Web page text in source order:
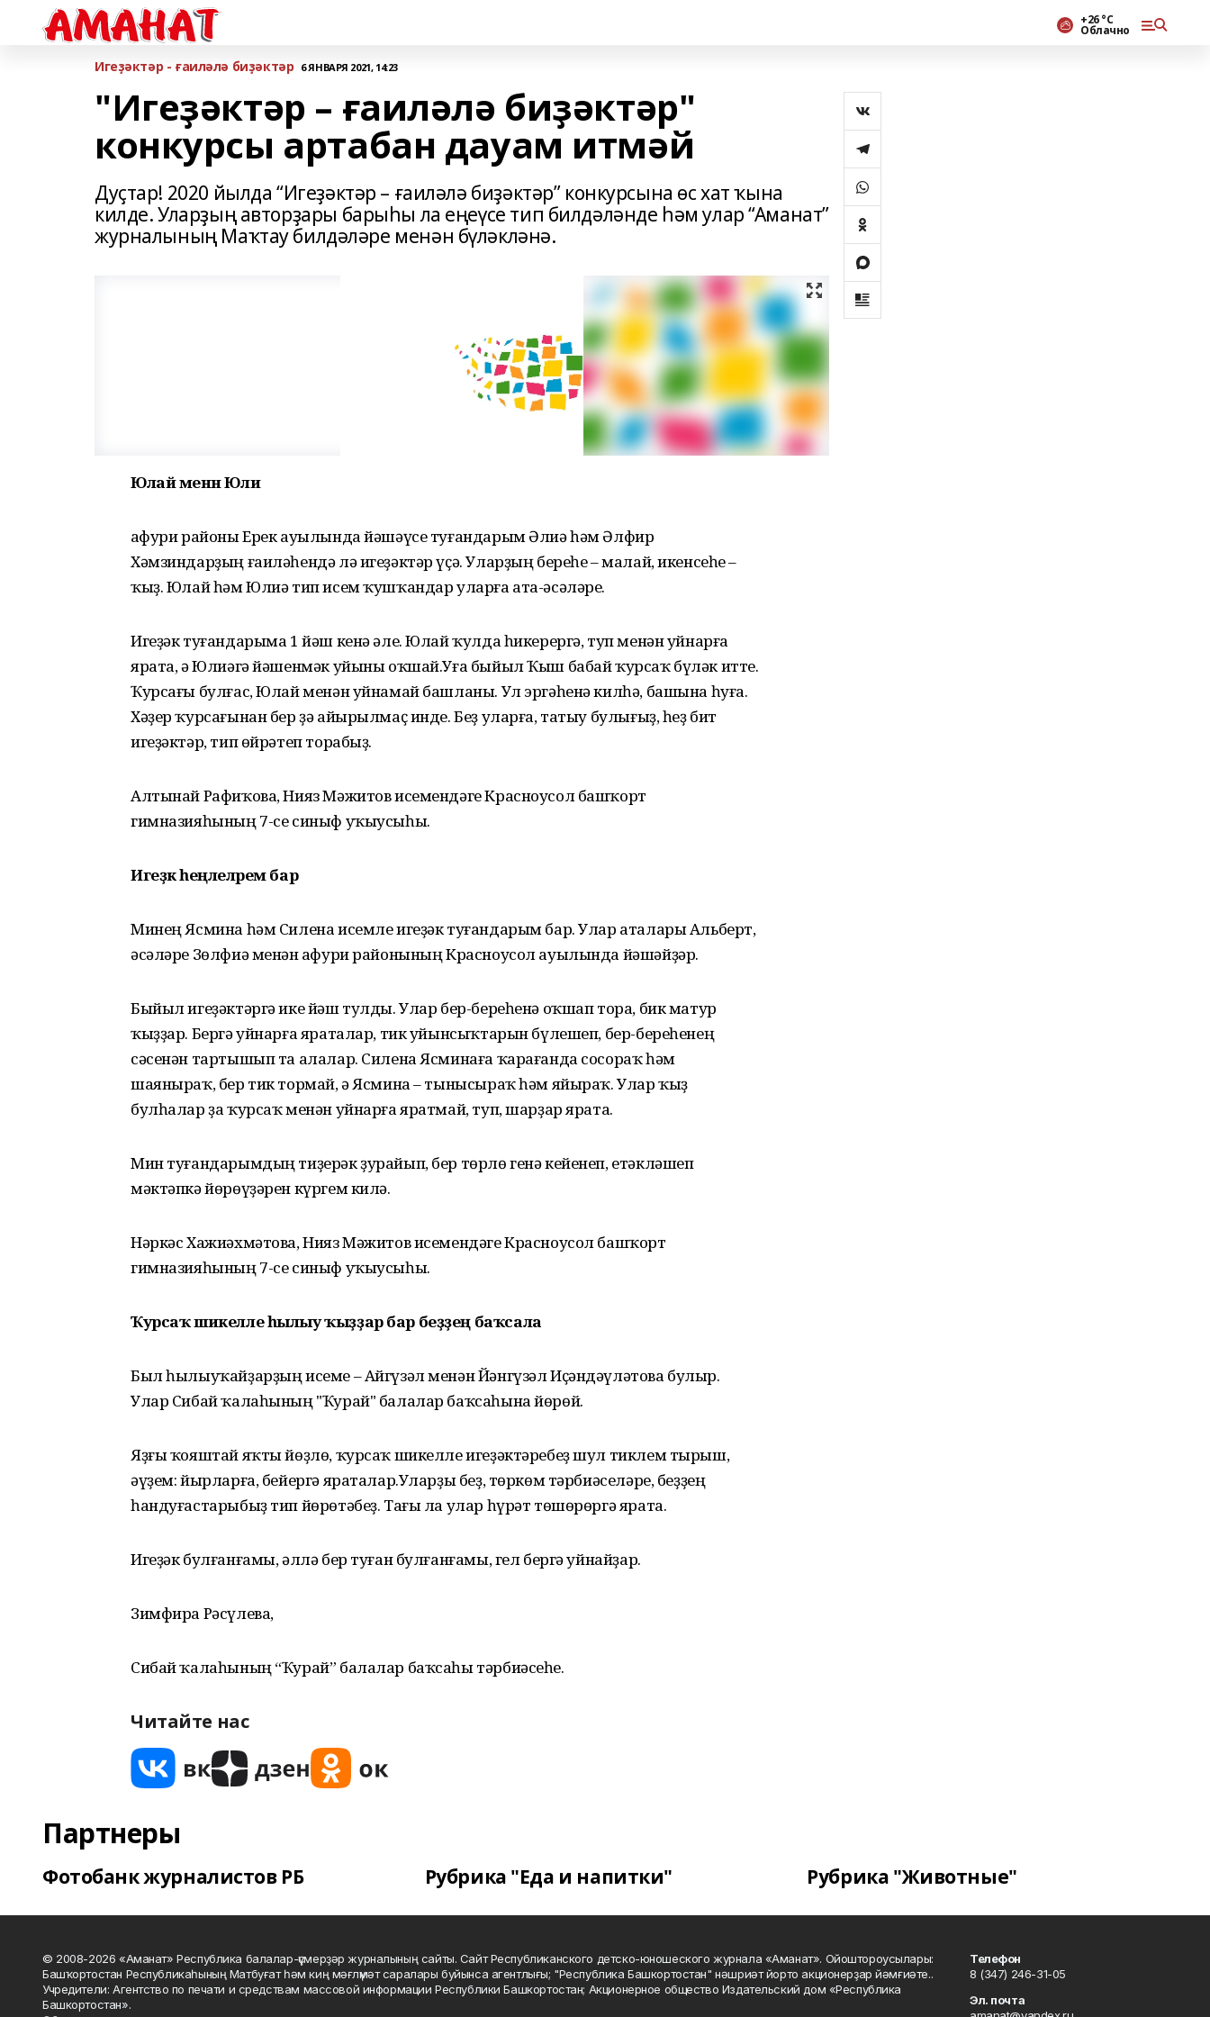
+26 °С
Облачно
Игеҙәктәр - ғаиләлә биҙәктәр 6 ЯНВАРЯ 2021, 14:23
"Игеҙәктәр – ғаиләлә биҙәктәр"
конкурсы артабан дауам итмәй
Дуҫтар! 2020 йылда “Игеҙәктәр – ғаиләлә биҙәктәр” конкурсына өс хат ҡына
килде. Уларҙың авторҙары барыһы ла еңеүсе тип билдәләнде һәм улар “Аманат”
журналының Маҡтау билдәләре менән бүләкләнә.
Юлай менән Юлиә
Ғафури районы Ерек ауылында йәшәүсе туғандарым Әлиә һәм Әлфир
Хәмзиндарҙың ғаиләһендә лә игеҙәктәр үҫә. Уларҙың береһе – малай, икенсеһе –
ҡыҙ. Юлай һәм Юлиә тип исем ҡушҡандар уларға ата-әсәләре.
Игеҙәк туғандарыма 1 йәш кенә әле. Юлай ҡулда һикерергә, туп менән уйнарға
ярата, ә Юлиәгә йәшенмәк уйыны оҡшай.Уға быйыл Ҡыш бабай ҡурсаҡ бүләк итте.
Ҡурсағы булғас, Юлай менән уйнамай башланы. Ул эргәһенә килһә, башына һуға.
Хәҙер ҡурсағынан бер ҙә айырылмаҫ инде. Беҙ уларға, татыу булығыҙ, һеҙ бит
игеҙәктәр, тип өйрәтеп торабыҙ.
Алтынай Рафиҡова, Нияз Мәжитов исемендәге Красноусол башҡорт
гимназияһының 7-се синыф уҡыусыһы.
Игеҙәк һеңлеләрем бар
Минең Ясмина һәм Силена исемле игеҙәк туғандарым бар. Улар аталары Альберт,
әсәләре Зөлфиә менән Ғафури районының Красноусол ауылында йәшәйҙәр.
Быйыл игеҙәктәргә ике йәш тулды. Улар бер-береһенә оҡшап тора, бик матур
ҡыҙҙар. Бергә уйнарға яраталар, тик уйынсыҡтарын бүлешеп, бер-береһенең
сәсенән тартышып та алалар. Силена Ясминаға ҡарағанда сосораҡ һәм
шаяныраҡ, бер тик тормай, ә Ясмина – тынысыраҡ һәм яйыраҡ. Улар ҡыҙ
булһалар ҙа ҡурсаҡ менән уйнарға яратмай, туп, шарҙар ярата.
Мин туғандарымдың тиҙерәк ҙурайып, бер төрлө генә кейенеп, етәкләшеп
мәктәпкә йөрөүҙәрен күргем килә.
Нәркәс Хажиәхмәтова, Нияз Мәжитов исемендәге Красноусол башҡорт
гимназияһының 7-се синыф уҡыусыһы.
Ҡурсаҡ шикелле һылыу ҡыҙҙар бар беҙҙең баҡсала
Был һылыуҡайҙарҙың исеме – Айгүзәл менән Йәнгүзәл Иҫәндәүләтова булыр.
Улар Сибай ҡалаһының "Ҡурай" балалар баҡсаһына йөрөй.
Яҙғы ҡояштай яҡты йөҙлө, ҡурсаҡ шикелле игеҙәктәребеҙ шул тиклем тырыш,
әүҙем: йырларға, бейергә яраталар.Уларҙы беҙ, төркөм тәрбиәселәре, беҙҙең
һандуғастарыбыҙ тип йөрөтәбеҙ. Тағы ла улар һүрәт төшөрөргә ярата.
Игеҙәк булғанғамы, әллә бер туған булғанғамы, гел бергә уйнайҙар.
Зимфира Рәсүлева,
Сибай ҡалаһының “Ҡурай” балалар баҡсаһы тәрбиәсеһе.
Читайте нас
Партнеры
Фотобанк журналистов РБ Рубрика "Еда и напитки" Рубрика "Животные"
© 2008-2026 «Аманат» Республика балалар-үҫмерҙәр журналының сайты. Сайт Республиканского детско-юношеского журнала «Аманат». Ойоштороусылары:
Башҡортостан Республикаһының Матбуғат һәм киң мәғлүмәт саралары буйынса агентлығы; "Республика Башкортостан" нәшриәт йорто акционерҙар йәмғиәте..
Учредители: Агентство по печати и средствам массовой информации Республики Башкортостан; Акционерное общество Издательский дом «Республика
Башкортостан».
Телефон
8 (347) 246-31-05
Эл. почта